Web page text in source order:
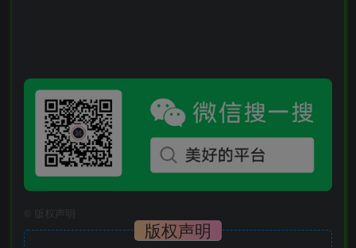
版权声明
版权声明